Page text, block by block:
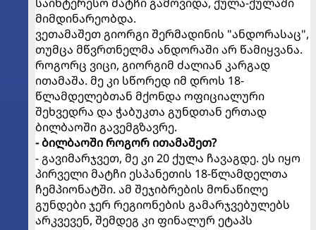
საინტერესო მატჩი გამოვიდა, ქულა-ქულაში
მიმდინარეობდა.
ვეთამაშეთ გიორგი შერმადინის "ანდორასაც",
თუმცა მწვრთნელმა ანდორაში არ წამიყვანა.
როგორც ვიცი, გიორგიმ ძალიან კარგად
ითამაშა. მე კი სწორედ იმ დროს 18-
წლამდელებთან მქონდა ოფიციალური
შეხვედრა და ჭაბუკთა გუნდთან ერთად
ბილბაოში გავემგზავრე.
- ბილბაოში როგორ ითამაშეთ?
- გავიმარჯვეთ, მე კი 20 ქულა ჩავაგდე. ეს იყო
პირველი მატჩი ესპანეთის 18-წლამდელთა
ჩემპიონატში. ამ შეჯიბრების მონაწილე
გუნდები ჯერ რეგიონების გამარჯვებულებს
არკვევენ, შემდეგ კი ფინალურ ეტაპს